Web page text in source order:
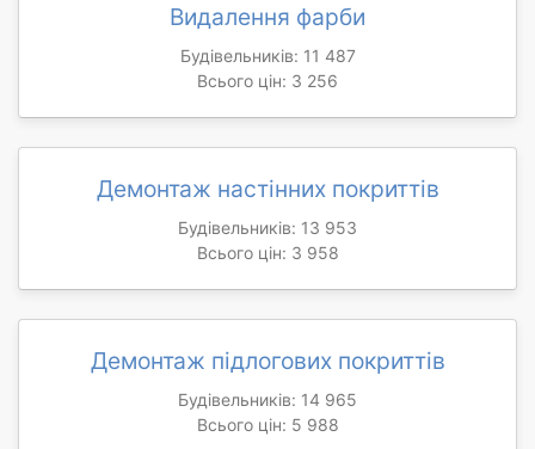
Видалення фарби
Будівельників: 11 487
Всього цін: 3 256
Демонтаж настінних покриттів
Будівельників: 13 953
Всього цін: 3 958
Демонтаж підлогових покриттів
Будівельників: 14 965
Всього цін: 5 988